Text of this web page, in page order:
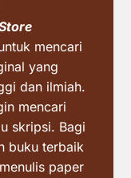
mencari
yang
dan ilmiah.
mencari
skripsi. Bagi
buku terbaik
paper